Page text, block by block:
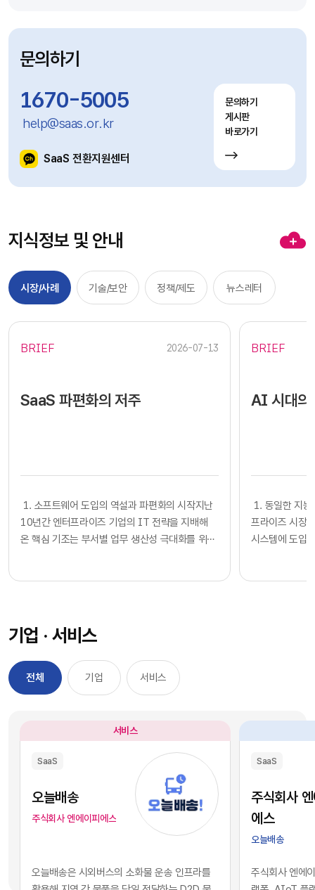
문의하기
1670-5005
help@saas.or.kr
SaaS 전환지원센터
문의하기
게시판
바로가기
지식정보 및 안내
시장/사례 기술/보안 정책/제도 뉴스레터
BRIEF 2026-07-13
SaaS 파편화의 저주
​​ 1. 소프트웨어 도입의 역설과 파편화의 시작지난
10년간 엔터프라이즈 기업의 IT 전략을 지배해
온 핵심 기조는 부서별 업무 생산성 극대화를 위한
업의 업무 처리 속도를 비약적으로 단축시켰고, 디
지털 전환을 달성하는 가장 확실한 방법론으로 자
리 잡았습니다.그러나 IT 인프라의 규모가 팽창하
면서 엔터프라이즈 환경에는 심각한 구조적 역설
높이기 위해 도입한 수많은 소프트웨어들이 오히
려 전사적인 데이터의 흐름을 원천적으로 단절시
키는 부작용, 즉 'SaaS 파편화' 현상을 초래한 것
입니다. 각 부서가 자신의 목적에만 부합하는 솔루
션을 파편적으로 채택하고 운용함에 따라, 기업의
핵심 자산인 데이터는 서로 호환되지 않는 수백 개
의 개별 애플리케이션 서버 안에 고립되는 결과를
니다. 특정 부서 단위의 기능적 최적화나 개별 앱의
BRIEF
AI 시대의
1. 동일한 지
프라이즈 시장
시스템에 도입
습니다. 이는
리 기업과 완벽
리즘과 추론
된 기술력과 개
현재의 AI 지
하게 거래되고
게 되었습니다.
다. 경쟁사가
기업 · 서비스
전체 기업 서비스
서비스
SaaS
오늘배송
주식회사 엔에이피에스
오늘배송은 시외버스의 소화물 운송 인프라를
SaaS
주식회사
에스
오늘배송
주식회사 엔에